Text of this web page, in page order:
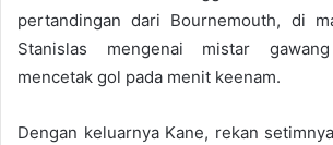
pertandingan dari Bournemouth, di
Stanislas mengenai mistar
mencetak gol pada menit keenam.
Dengan keluarnya Kane, rekan